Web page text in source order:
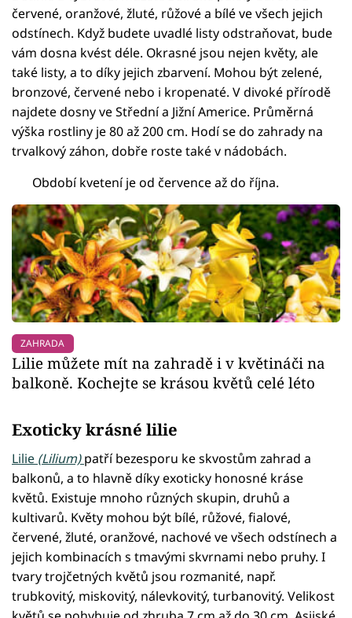
červené, oranžové, žluté, růžové a bílé ve všech jejich
odstínech. Když budete uvadlé listy odstraňovat, bude
vám dosna kvést déle. Okrasné jsou nejen květy, ale
také listy, a to díky jejich zbarvení. Mohou být zelené,
bronzové, červené nebo i kropenaté. V divoké přírodě
najdete dosny ve Střední a Jižní Americe. Průměrná
výška rostliny je 80 až 200 cm. Hodí se do zahrady na
trvalkový záhon, dobře roste také v nádobách.
Období kvetení je od července až do října.
ZAHRADA
Lilie můžete mít na zahradě i v květináči na
balkoně. Kochejte se krásou květů celé léto
Exoticky krásné lilie
Lilie (Lilium)patří bezesporu ke skvostům zahrad a
balkonů, a to hlavně díky exoticky honosné kráse
květů. Existuje mnoho různých skupin, druhů a
kultivarů. Květy mohou být bílé, růžové, fialové,
červené, žluté, oranžové, nachové ve všech odstínech a
jejich kombinacích s tmavými skvrnami nebo pruhy. I
tvary trojčetných květů jsou rozmanité, např.
trubkovitý, miskovitý, nálevkovitý, turbanovitý. Velikost